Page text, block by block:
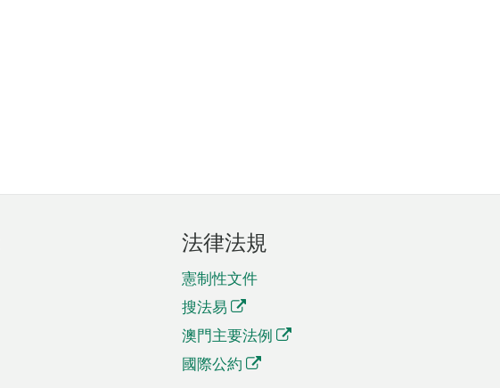
法律法規
憲制性文件
搜法易
澳門主要法例
國際公約